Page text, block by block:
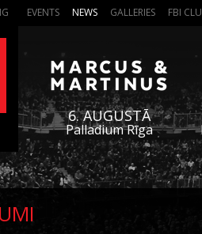
EVENTS NEWS GALLERIES FBI
6. AUGUSTĀ
Palladium Rīga